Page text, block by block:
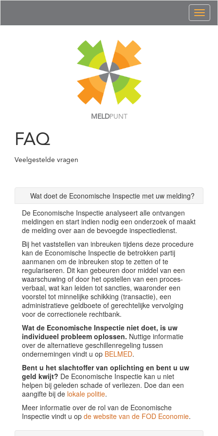
MELDPUNT
FAQ
Veelgestelde vragen
Wat doet de Economische Inspectie met uw melding?
De Economische Inspectie analyseert alle ontvangen
meldingen en start indien nodig een onderzoek of maakt
de melding over aan de bevoegde inspectiedienst.
Bij het vaststellen van inbreuken tijdens deze procedure
kan de Economische Inspectie de betrokken partij
aanmanen om de inbreuken stop te zetten of te
regulariseren. Dit kan gebeuren door middel van een
waarschuwing of door het opstellen van een proces-
verbaal, wat kan leiden tot sancties, waaronder een
voorstel tot minnelijke schikking (transactie), een
administratieve geldboete of gerechtelijke vervolging
voor de correctionele rechtbank.
Wat de Economische Inspectie niet doet, is uw
individueel probleem oplossen. Nuttige informatie
over de alternatieve geschillenregeling tussen
ondernemingen vindt u op BELMED.
Bent u het slachtoffer van oplichting en bent u uw
geld kwijt? De Economische Inspectie kan u niet
helpen bij geleden schade of verliezen. Doe dan een
aangifte bij de lokale politie.
Meer informatie over de rol van de Economische
Inspectie vindt u op de website van de FOD Economie.